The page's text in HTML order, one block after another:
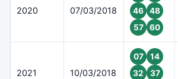
2020 07/03/2018
46
48
57
60
2021 10/03/2018
07
14
32
37